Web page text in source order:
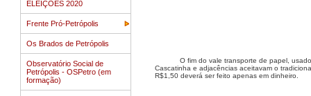
ELEIÇÕES 2020
Frente Pró-Petrópolis
Os Brados de Petrópolis
Observatório Social de
Petrópolis - OSPetro (em
formação)
O fim do vale transporte de papel,
Cascatinha e adjacências aceitavam o
R$1,50 deverá ser feito apenas em dinheiro.